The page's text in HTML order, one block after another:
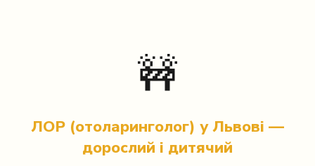
🚧
ЛОР (отоларинголог) у Львові —
дорослий і дитячий
WhatsApp